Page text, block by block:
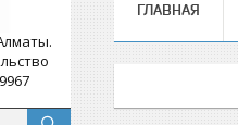
ГЛАВНАЯ